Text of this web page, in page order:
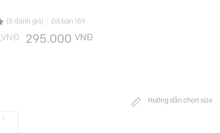
(8 đánh giá) Đã bán 189
VNĐ
Giá
295.000 VNĐ
Hướng dẫn chọn size
L